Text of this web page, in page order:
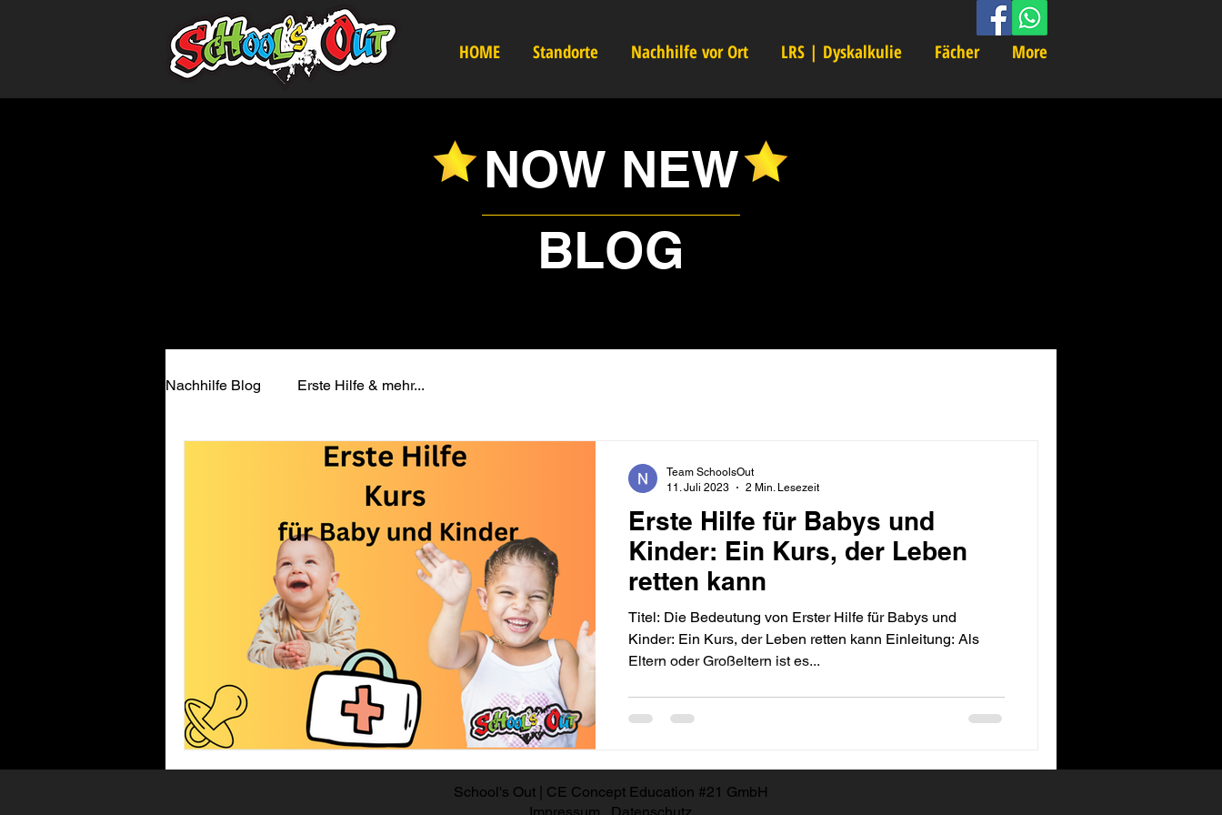
HOME Standorte Nachhilfe vor Ort LRS | Dyskalkulie Fächer More
NOW NEW
BLOG
Nachhilfe Blog Erste Hilfe & mehr...
Erste Hilfe für Babys und
Kinder: Ein Kurs, der Leben
retten kann
Titel: Die Bedeutung von Erster Hilfe für Babys und
Kinder: Ein Kurs, der Leben retten kann Einleitung: Als
Eltern oder Großeltern ist es...
Team SchoolsOut
11. Juli 2023
2 Min. Lesezeit
School's Out | CE Concept Education #21 GmbH
Impressum
Datenschutz